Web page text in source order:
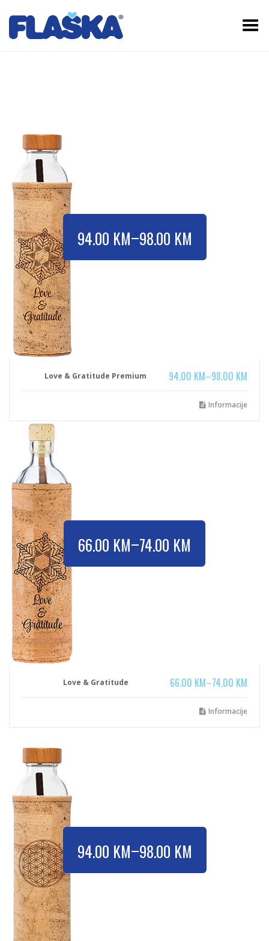
Toggle Menu
94.00 KM–98.00 KM
94.00 KM–98.00 KM
Love & Gratitude Premium
Informacije
66.00 KM–74.00 KM
66.00 KM–74.00 KM
Love & Gratitude
Informacije
94.00 KM–98.00 KM